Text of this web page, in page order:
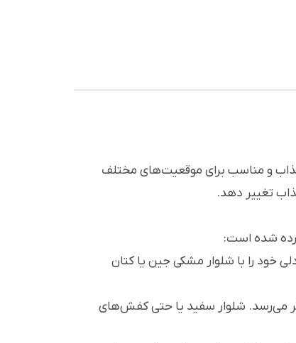
و مناسب برای موقعیت‌های مختلف
تغییر دهد.
شده است:
خود را با شلوار مشکی جین یا کتان
می‌رسد. شلوار سفید یا حتی کفش‌های